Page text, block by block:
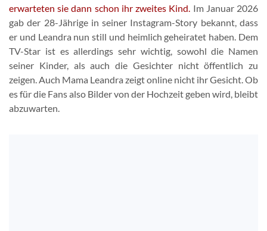
erwarteten sie dann schon ihr zweites Kind. Im Januar 2026
gab der 28-Jährige in seiner Instagram-Story bekannt, dass
er und Leandra nun still und heimlich geheiratet haben. Dem
TV-Star ist es allerdings sehr wichtig, sowohl die Namen
seiner Kinder, als auch die Gesichter nicht öffentlich zu
zeigen. Auch Mama Leandra zeigt online nicht ihr Gesicht. Ob
es für die Fans also Bilder von der Hochzeit geben wird, bleibt
abzuwarten.